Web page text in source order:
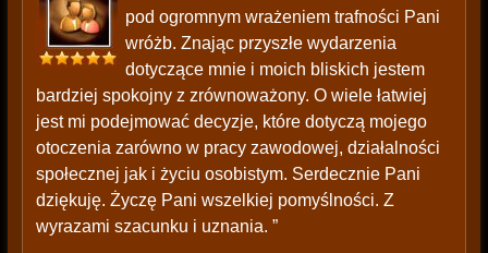
pod ogromnym wrażeniem trafności Pani
wróżb. Znając przyszłe wydarzenia
dotyczące mnie i moich bliskich jestem
bardziej spokojny z zrównoważony. O wiele łatwiej
jest mi podejmować decyzje, które dotyczą mojego
otoczenia zarówno w pracy zawodowej, działalności
społecznej jak i życiu osobistym. Serdecznie Pani
dziękuję. Życzę Pani wszelkiej pomyślności. Z
wyrazami szacunku i uznania. ”